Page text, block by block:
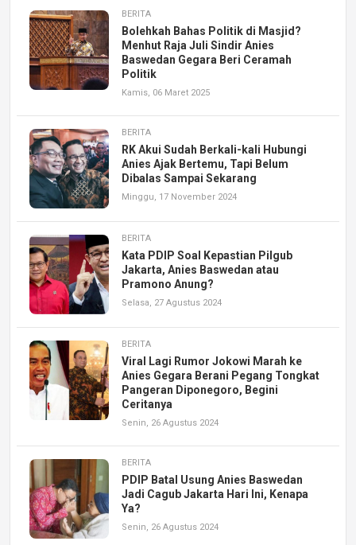
BERITA
Bolehkah Bahas Politik di Masjid?
Menhut Raja Juli Sindir Anies
Baswedan Gegara Beri Ceramah
Politik
Kamis, 06 Maret 2025
BERITA
RK Akui Sudah Berkali-kali Hubungi
Anies Ajak Bertemu, Tapi Belum
Dibalas Sampai Sekarang
Minggu, 17 November 2024
BERITA
Kata PDIP Soal Kepastian Pilgub
Jakarta, Anies Baswedan atau
Pramono Anung?
Selasa, 27 Agustus 2024
BERITA
Viral Lagi Rumor Jokowi Marah ke
Anies Gegara Berani Pegang Tongkat
Pangeran Diponegoro, Begini
Ceritanya
Senin, 26 Agustus 2024
BERITA
PDIP Batal Usung Anies Baswedan
Jadi Cagub Jakarta Hari Ini, Kenapa
Ya?
Senin, 26 Agustus 2024